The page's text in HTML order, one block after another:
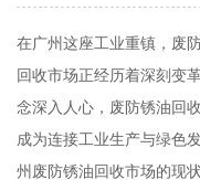
在广州这座工业重镇，废
回收市场正经历着深刻变
念深入人心，废防锈油回
成为连接工业生产与绿色
州废防锈油回收市场的现